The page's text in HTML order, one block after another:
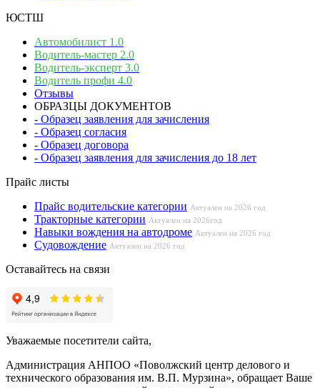
ЮСТШ
Автомобилист 1.0
Водитель-мастер 2.0
Водитель-эксперт 3.0
Водитель профи 4.0
Отзывы
ОБРАЗЦЫ ДОКУМЕНТОВ
- Образец заявления для зачисления
- Образец согласия
- Образец договора
- Образец заявления для зачисления до 18 лет
Прайс листы
Прайс водительские категории Актуален на 2026 год
Тракторные категории Актуален на 2026год
Навыки вождения на автодроме Актуален на 2026 год
Судовождение Актуален на 2026 год
Оставайтесь на связи
Уважаемые посетители сайта,
Администрация АНПОО «Поволжский центр делового и
технического образования им. В.П. Мурзина», обращает Ваше